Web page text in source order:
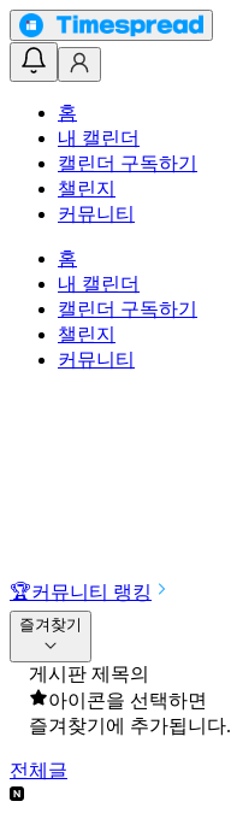
홈
내 캘린더
캘린더 구독하기
챌린지
커뮤니티
홈
내 캘린더
캘린더 구독하기
챌린지
커뮤니티
🏆커뮤니티 랭킹
즐겨찾기
게시판 제목의
아이콘을 선택하면
즐겨찾기에 추가됩니다.
전체글